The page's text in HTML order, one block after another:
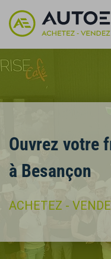
Ouvrez votre
à Besançon
ACHETEZ -